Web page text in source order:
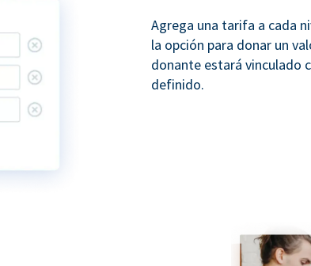
Agrega una tarifa a cada
la opción para donar un
donante estará vinculado
definido.